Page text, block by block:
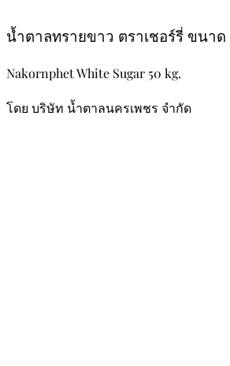
น้ำตาลทรายขาว ตราเชอร์รี่ ขนาด
Nakornphet White Sugar 50 kg.
โดย บริษัท น้ำตาลนครเพชร จำกัด